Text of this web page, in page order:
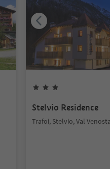
Stelvio Residence
Trafoi, Stelvio, Val